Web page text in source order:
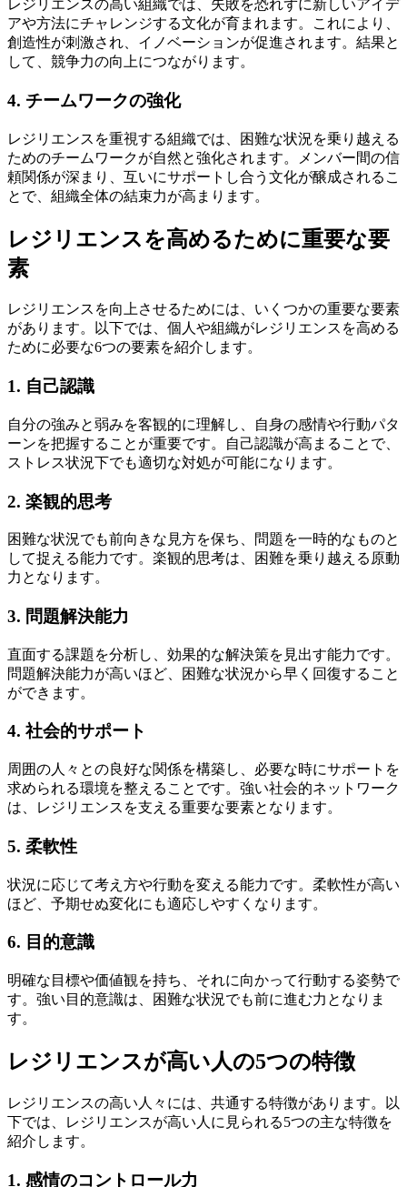
レジリエンスの高い組織では、失敗を恐れずに新しいアイデ
アや方法にチャレンジする文化が育まれます。これにより、
創造性が刺激され、イノベーションが促進されます。結果と
して、競争力の向上につながります。
4. チームワークの強化
レジリエンスを重視する組織では、困難な状況を乗り越える
ためのチームワークが自然と強化されます。メンバー間の信
頼関係が深まり、互いにサポートし合う文化が醸成されるこ
とで、組織全体の結束力が高まります。
レジリエンスを高めるために重要な要
素
レジリエンスを向上させるためには、いくつかの重要な要素
があります。以下では、個人や組織がレジリエンスを高める
ために必要な6つの要素を紹介します。
1. 自己認識
自分の強みと弱みを客観的に理解し、自身の感情や行動パタ
ーンを把握することが重要です。自己認識が高まることで、
ストレス状況下でも適切な対処が可能になります。
2. 楽観的思考
困難な状況でも前向きな見方を保ち、問題を一時的なものと
して捉える能力です。楽観的思考は、困難を乗り越える原動
力となります。
3. 問題解決能力
直面する課題を分析し、効果的な解決策を見出す能力です。
問題解決能力が高いほど、困難な状況から早く回復すること
ができます。
4. 社会的サポート
周囲の人々との良好な関係を構築し、必要な時にサポートを
求められる環境を整えることです。強い社会的ネットワーク
は、レジリエンスを支える重要な要素となります。
5. 柔軟性
状況に応じて考え方や行動を変える能力です。柔軟性が高い
ほど、予期せぬ変化にも適応しやすくなります。
6. 目的意識
明確な目標や価値観を持ち、それに向かって行動する姿勢で
す。強い目的意識は、困難な状況でも前に進む力となりま
す。
レジリエンスが高い人の5つの特徴
レジリエンスの高い人々には、共通する特徴があります。以
下では、レジリエンスが高い人に見られる5つの主な特徴を
紹介します。
1. 感情のコントロール力